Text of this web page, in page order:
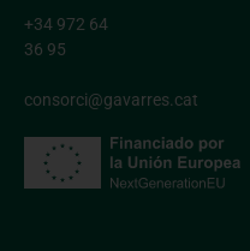
+34 972 64
36 95
consorci@gavarres.cat